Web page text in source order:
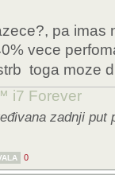
pa imas
vece
toga moze
i7 Forever
zadnji put
0